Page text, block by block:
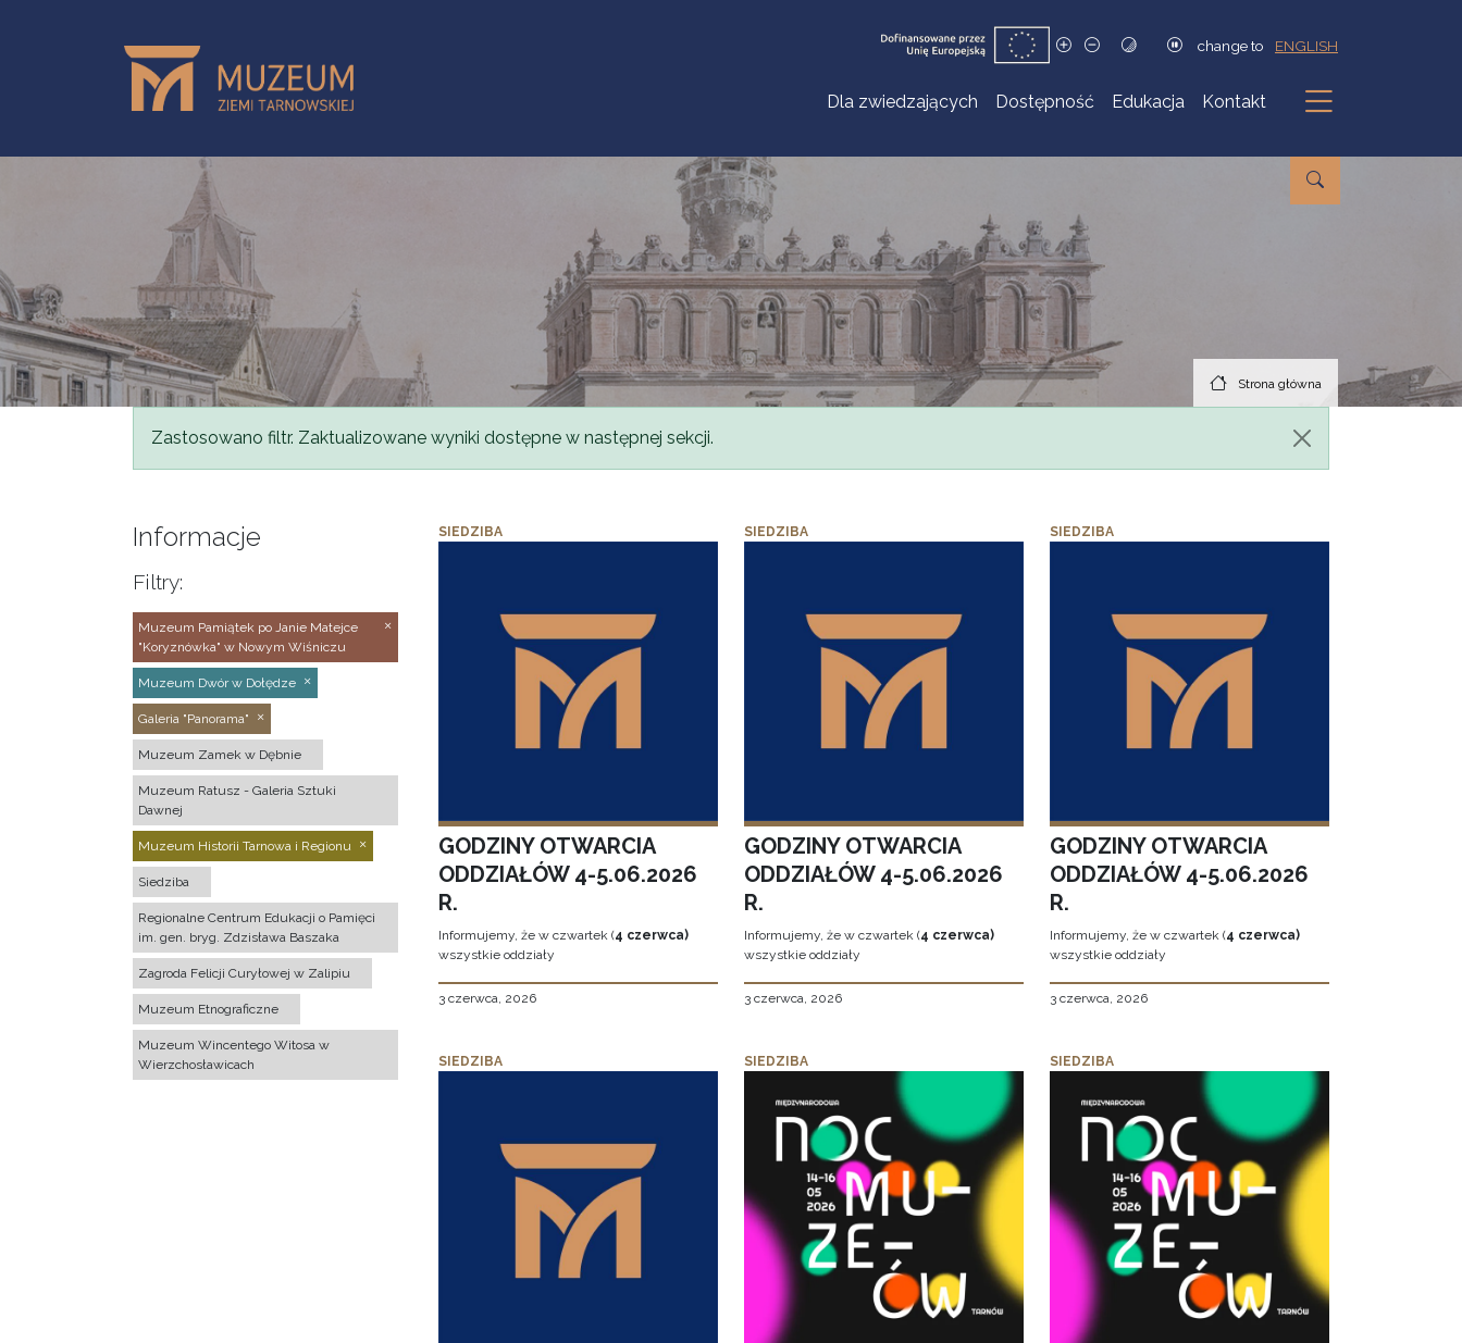
change to ENGLISH
Dla zwiedzających Dostępność Edukacja Kontakt
Podmenu
Strona główna
Komunikat
Zastosowano filtr. Zaktualizowane wyniki dostępne w następnej sekcji.
Informacje
Filtry:
Muzeum Pamiątek po Janie Matejce
"Koryznówka" w Nowym Wiśniczu
Muzeum Dwór w Dołędze
Galeria "Panorama"
Muzeum Zamek w Dębnie
Muzeum Ratusz - Galeria Sztuki
Dawnej
Muzeum Historii Tarnowa i Regionu
Siedziba
Regionalne Centrum Edukacji o Pamięci
im. gen. bryg. Zdzisława Baszaka
Zagroda Felicji Curyłowej w Zalipiu
Muzeum Etnograficzne
Muzeum Wincentego Witosa w
Wierzchosławicach
SIEDZIBA
GODZINY OTWARCIA
ODDZIAŁÓW 4-5.06.2026
R.
Informujemy, że w czwartek (4 czerwca)
wszystkie oddziały
3 czerwca, 2026
SIEDZIBA
GODZINY OTWARCIA
ODDZIAŁÓW 4-5.06.2026
R.
Informujemy, że w czwartek (4 czerwca)
wszystkie oddziały
3 czerwca, 2026
SIEDZIBA
GODZINY OTWARCIA
ODDZIAŁÓW 4-5.06.2026
R.
Informujemy, że w czwartek (4 czerwca)
wszystkie oddziały
3 czerwca, 2026
SIEDZIBA SIEDZIBA SIEDZIBA